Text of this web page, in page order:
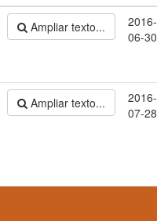
Ampliar texto...
2016-
06-30
Ampliar texto...
2016-
07-28